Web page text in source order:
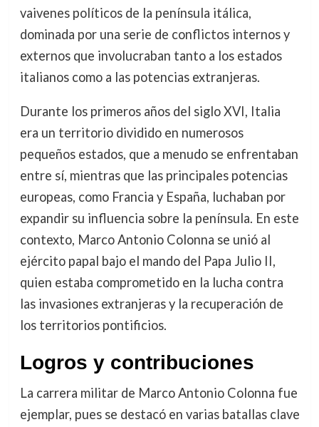
vaivenes políticos de la península itálica,
dominada por una serie de conflictos internos y
externos que involucraban tanto a los estados
italianos como a las potencias extranjeras.
Durante los primeros años del siglo XVI, Italia
era un territorio dividido en numerosos
pequeños estados, que a menudo se enfrentaban
entre sí, mientras que las principales potencias
europeas, como Francia y España, luchaban por
expandir su influencia sobre la península. En este
contexto, Marco Antonio Colonna se unió al
ejército papal bajo el mando del Papa Julio II,
quien estaba comprometido en la lucha contra
las invasiones extranjeras y la recuperación de
los territorios pontificios.
Logros y contribuciones
La carrera militar de Marco Antonio Colonna fue
ejemplar, pues se destacó en varias batallas clave